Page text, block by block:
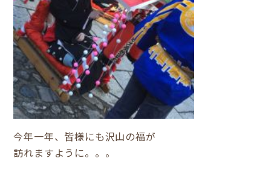
今年一年、皆様にも沢山の福が
訪れますように。。。